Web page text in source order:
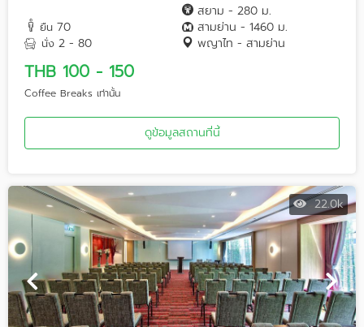
ยืน 70
นั่ง 2 - 80
สยาม - 280 ม.
สามย่าน - 1460 ม.
พญาไท - สามย่าน
THB 100 - 150
Coffee Breaks เท่านั้น
ดูข้อมูลสถานที่นี้
22.0k